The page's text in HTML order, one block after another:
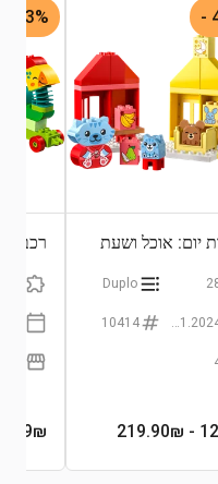
יום: אוכל ושעת
Duplo
10414
- 219.90₪
43% -
רכבת
69₪